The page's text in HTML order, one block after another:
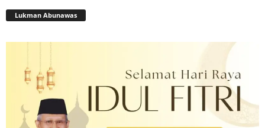
Lukman Abunawas